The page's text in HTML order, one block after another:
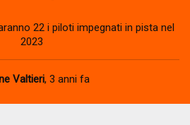
22 i piloti impegnati in pista nel
2023
Valtieri, 3 anni fa